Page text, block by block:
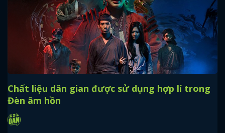
Chất liệu dân gian được sử dụng hợp lí trong
Đèn âm hồn